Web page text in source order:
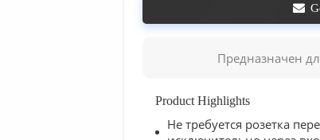
Предназначен
Product Highlights
Не требуется розетка